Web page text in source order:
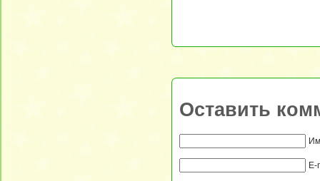
Оставить
E-